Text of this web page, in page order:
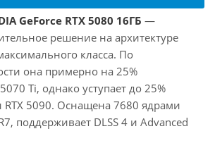
GeForce RTX 5080 16ГБ —
решение на архитектуре
класса. По
она примерно на 25%
Ti, однако уступает до 25%
5090. Оснащена 7680 ядрами
поддерживает DLSS 4 и Advanced